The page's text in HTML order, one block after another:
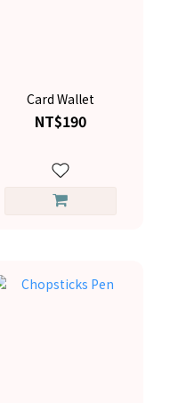
Card Wallet
NT$190